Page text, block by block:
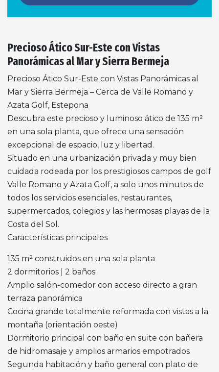
Precioso Ático Sur-Este con Vistas
Panorámicas al Mar y Sierra Bermeja
Precioso Ático Sur-Este con Vistas Panorámicas al
Mar y Sierra Bermeja – Cerca de Valle Romano y
Azata Golf, Estepona
Descubra este precioso y luminoso ático de 135 m²
en una sola planta, que ofrece una sensación
excepcional de espacio, luz y libertad.
Situado en una urbanización privada y muy bien
cuidada rodeada por los prestigiosos campos de golf
Valle Romano y Azata Golf, a solo unos minutos de
todos los servicios esenciales, restaurantes,
supermercados, colegios y las hermosas playas de la
Costa del Sol.
Características principales
135 m² construidos en una sola planta
2 dormitorios | 2 baños
Amplio salón-comedor con acceso directo a gran
terraza panorámica
Cocina grande totalmente reformada con vistas a la
montaña (orientación oeste)
Dormitorio principal con baño en suite con bañera
de hidromasaje y amplios armarios empotrados
Segunda habitación y baño general con plato de